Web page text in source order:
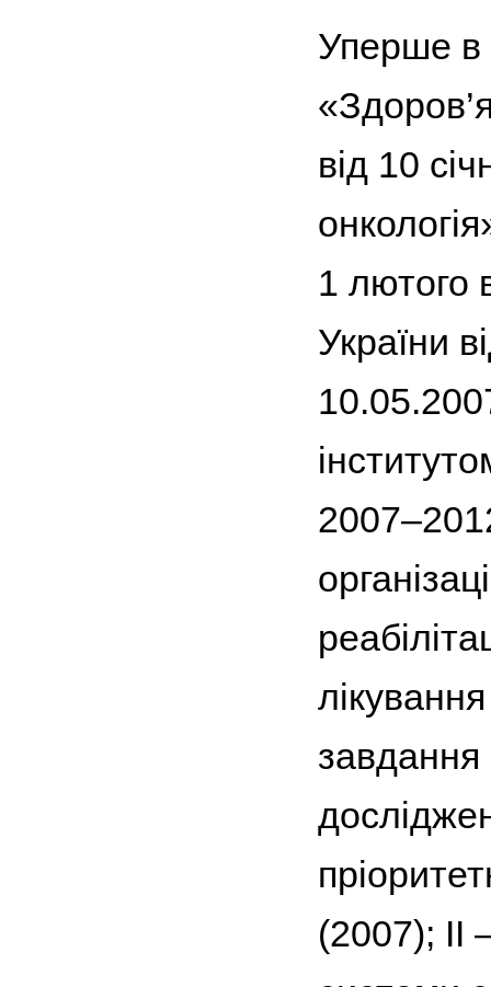
Уперше в
від 10
1 лютого
України
завдання
(2007);